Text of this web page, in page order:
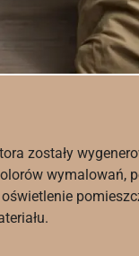
zostały
wymalowań,